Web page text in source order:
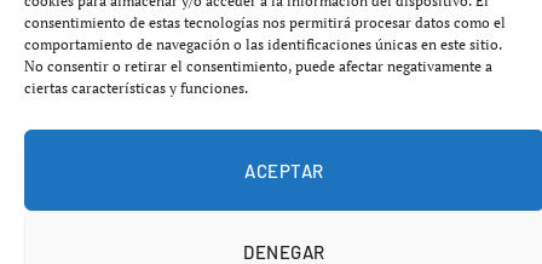
consentimiento de estas tecnologías nos permitirá procesar datos como el
comportamiento de navegación o las identificaciones únicas en este sitio.
No consentir o retirar el consentimiento, puede afectar negativamente a
ciertas características y funciones.
ACEPTAR
DENEGAR
sobre el virus JC, un patógeno que podría estar presente
enentre el 50 % y el 90 % de la población adulta
mundial.